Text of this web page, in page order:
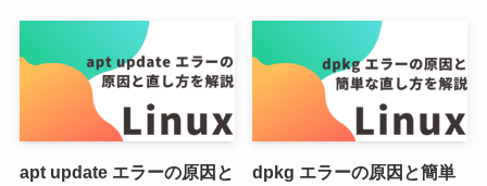
apt update エラーの原因と
dpkg エラーの原因と簡単